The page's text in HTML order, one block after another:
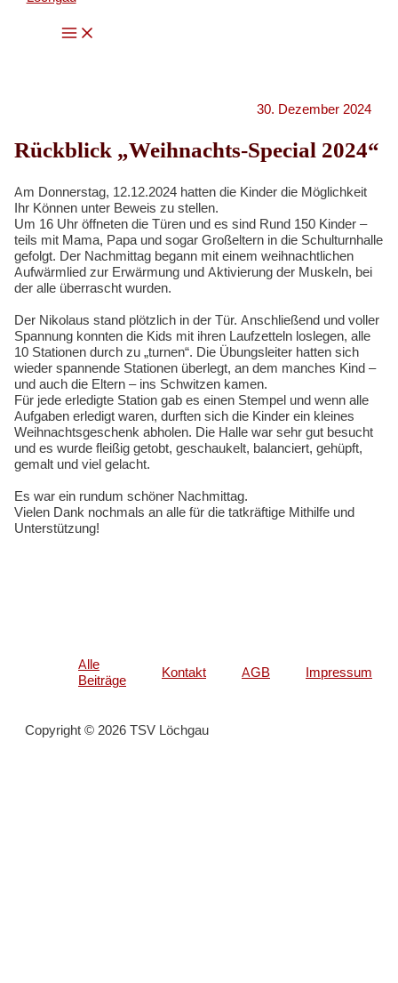
Main
Menu
30. Dezember 2024
Rückblick „Weihnachts-Special 2024“
Am Donnerstag, 12.12.2024 hatten die Kinder die Möglichkeit
Ihr Können unter Beweis zu stellen.
Um 16 Uhr öffneten die Türen und es sind Rund 150 Kinder –
teils mit Mama, Papa und sogar Großeltern in die Schulturnhalle
gefolgt. Der Nachmittag begann mit einem weihnachtlichen
Aufwärmlied zur Erwärmung und Aktivierung der Muskeln, bei
der alle überrascht wurden.
Der Nikolaus stand plötzlich in der Tür. Anschließend und voller
Spannung konnten die Kids mit ihren Laufzetteln loslegen, alle
10 Stationen durch zu „turnen“. Die Übungsleiter hatten sich
wieder spannende Stationen überlegt, an dem manches Kind –
und auch die Eltern – ins Schwitzen kamen.
Für jede erledigte Station gab es einen Stempel und wenn alle
Aufgaben erledigt waren, durften sich die Kinder ein kleines
Weihnachtsgeschenk abholen. Die Halle war sehr gut besucht
und es wurde fleißig getobt, geschaukelt, balanciert, gehüpft,
gemalt und viel gelacht.
Es war ein rundum schöner Nachmittag.
Vielen Dank nochmals an alle für die tatkräftige Mithilfe und
Unterstützung!
Alle
Beiträge
Kontakt AGB Impressum
Copyright © 2026 TSV Löchgau